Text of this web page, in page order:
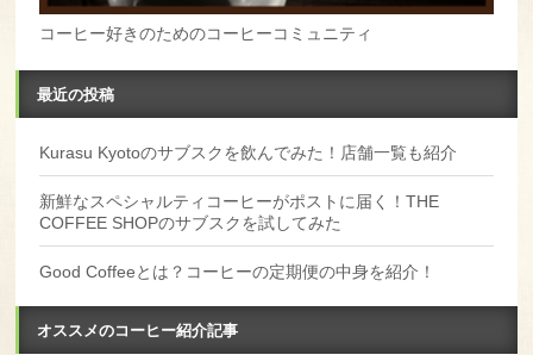
コーヒー好きのためのコーヒーコミュニティ
最近の投稿
Kurasu Kyotoのサブスクを飲んでみた！店舗一覧も紹介
新鮮なスペシャルティコーヒーがポストに届く！THE
COFFEE SHOPのサブスクを試してみた
Good Coffeeとは？コーヒーの定期便の中身を紹介！
オススメのコーヒー紹介記事